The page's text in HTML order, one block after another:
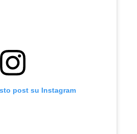
post su Instagram